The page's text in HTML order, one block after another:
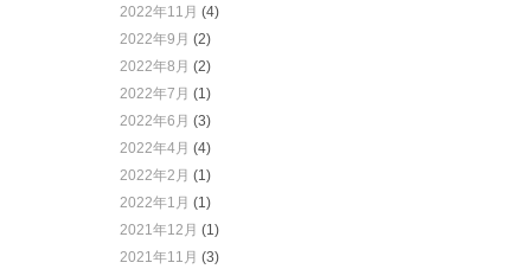
2022年11月 (4)
2022年9月 (2)
2022年8月 (2)
2022年7月 (1)
2022年6月 (3)
2022年4月 (4)
2022年2月 (1)
2022年1月 (1)
2021年12月 (1)
2021年11月 (3)